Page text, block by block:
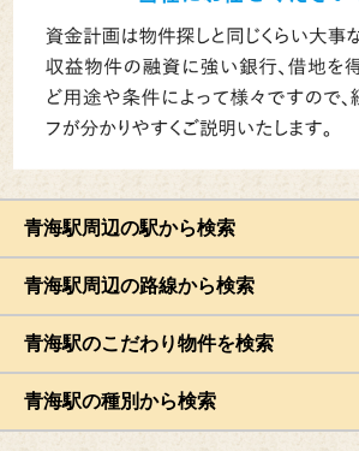
青海駅周辺の駅から検索
青海駅周辺の路線から検索
青海駅のこだわり物件を検索
青海駅の種別から検索